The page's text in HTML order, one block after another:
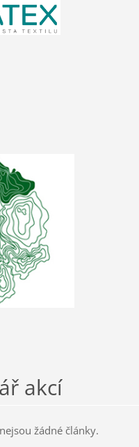
akcí
žádné články.